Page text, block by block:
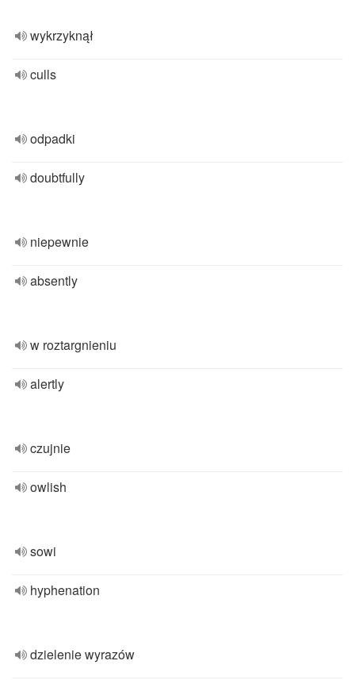
wykrzyknął
culls
odpadki
doubtfully
niepewnie
absently
w roztargnieniu
alertly
czujnie
owlish
sowi
hyphenation
dzielenie wyrazów